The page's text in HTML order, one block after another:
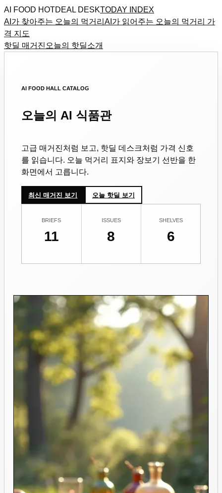
AI FOOD HOTDEAL DESKTODAY INDEX
AI가 찾아주는 오늘의 먹거리 AI가 읽어주는 오늘의 먹거리 가
격 지도
핫딜 매거진 오늘의 핫딜소개
AI FOOD HALL CATALOG
오늘의 AI 식품관
고급 매거진처럼 보고, 핫딜 데스크처럼 가격 신호
를 읽습니다. 오늘 먹거리 표지와 장보기 선반을 한
화면에서 고릅니다.
최신 매거진 보기 오늘 핫딜 보기
BRIEFS
11
ISSUES
8
SHELVES
6